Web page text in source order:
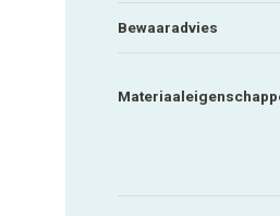
Bewaaradvies